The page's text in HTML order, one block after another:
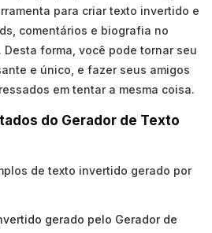
para criar texto invertido e
comentários e biografia no
Desta forma, você pode tornar seu
e único, e fazer seus amigos
em tentar a mesma coisa.
do Gerador de Texto
de texto invertido gerado por
gerado pelo Gerador de